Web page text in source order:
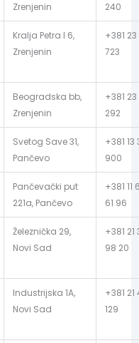
Zrenjenin
240
Kralja Petra I 6,
Zrenjenin
+381 23
723
Beogradska bb,
Zrenjenin
+381
292
Svetog Save 31,
Pančevo
+381 13
900
Pančevački put
221a, Pančevo
+381 11
61 96
Železnička 29,
Novi Sad
+381 21
98 20
Industrijska 1A,
Novi Sad
+381
129